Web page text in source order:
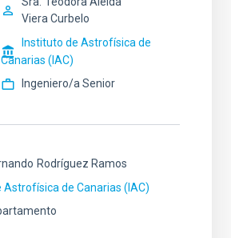
Viera Curbelo
Instituto de Astrofísica de
Canarias (IAC)
Ingeniero/a Senior
Rodríguez Ramos
Astrofísica de Canarias (IAC)